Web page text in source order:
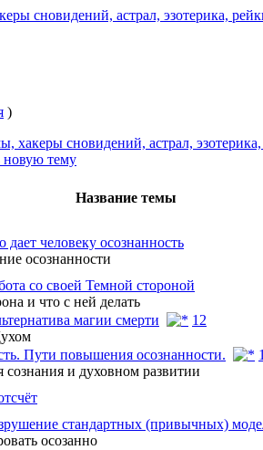
)
хакеры сновидений, астрал,
Название темы
дает человеку осознанность
осознанности
со своей Темной стороной
и что с ней делать
магии смерти 1 2
Пути повышения осознанности. 1
и духовном развитии
стандартных (привычных)
осозанно